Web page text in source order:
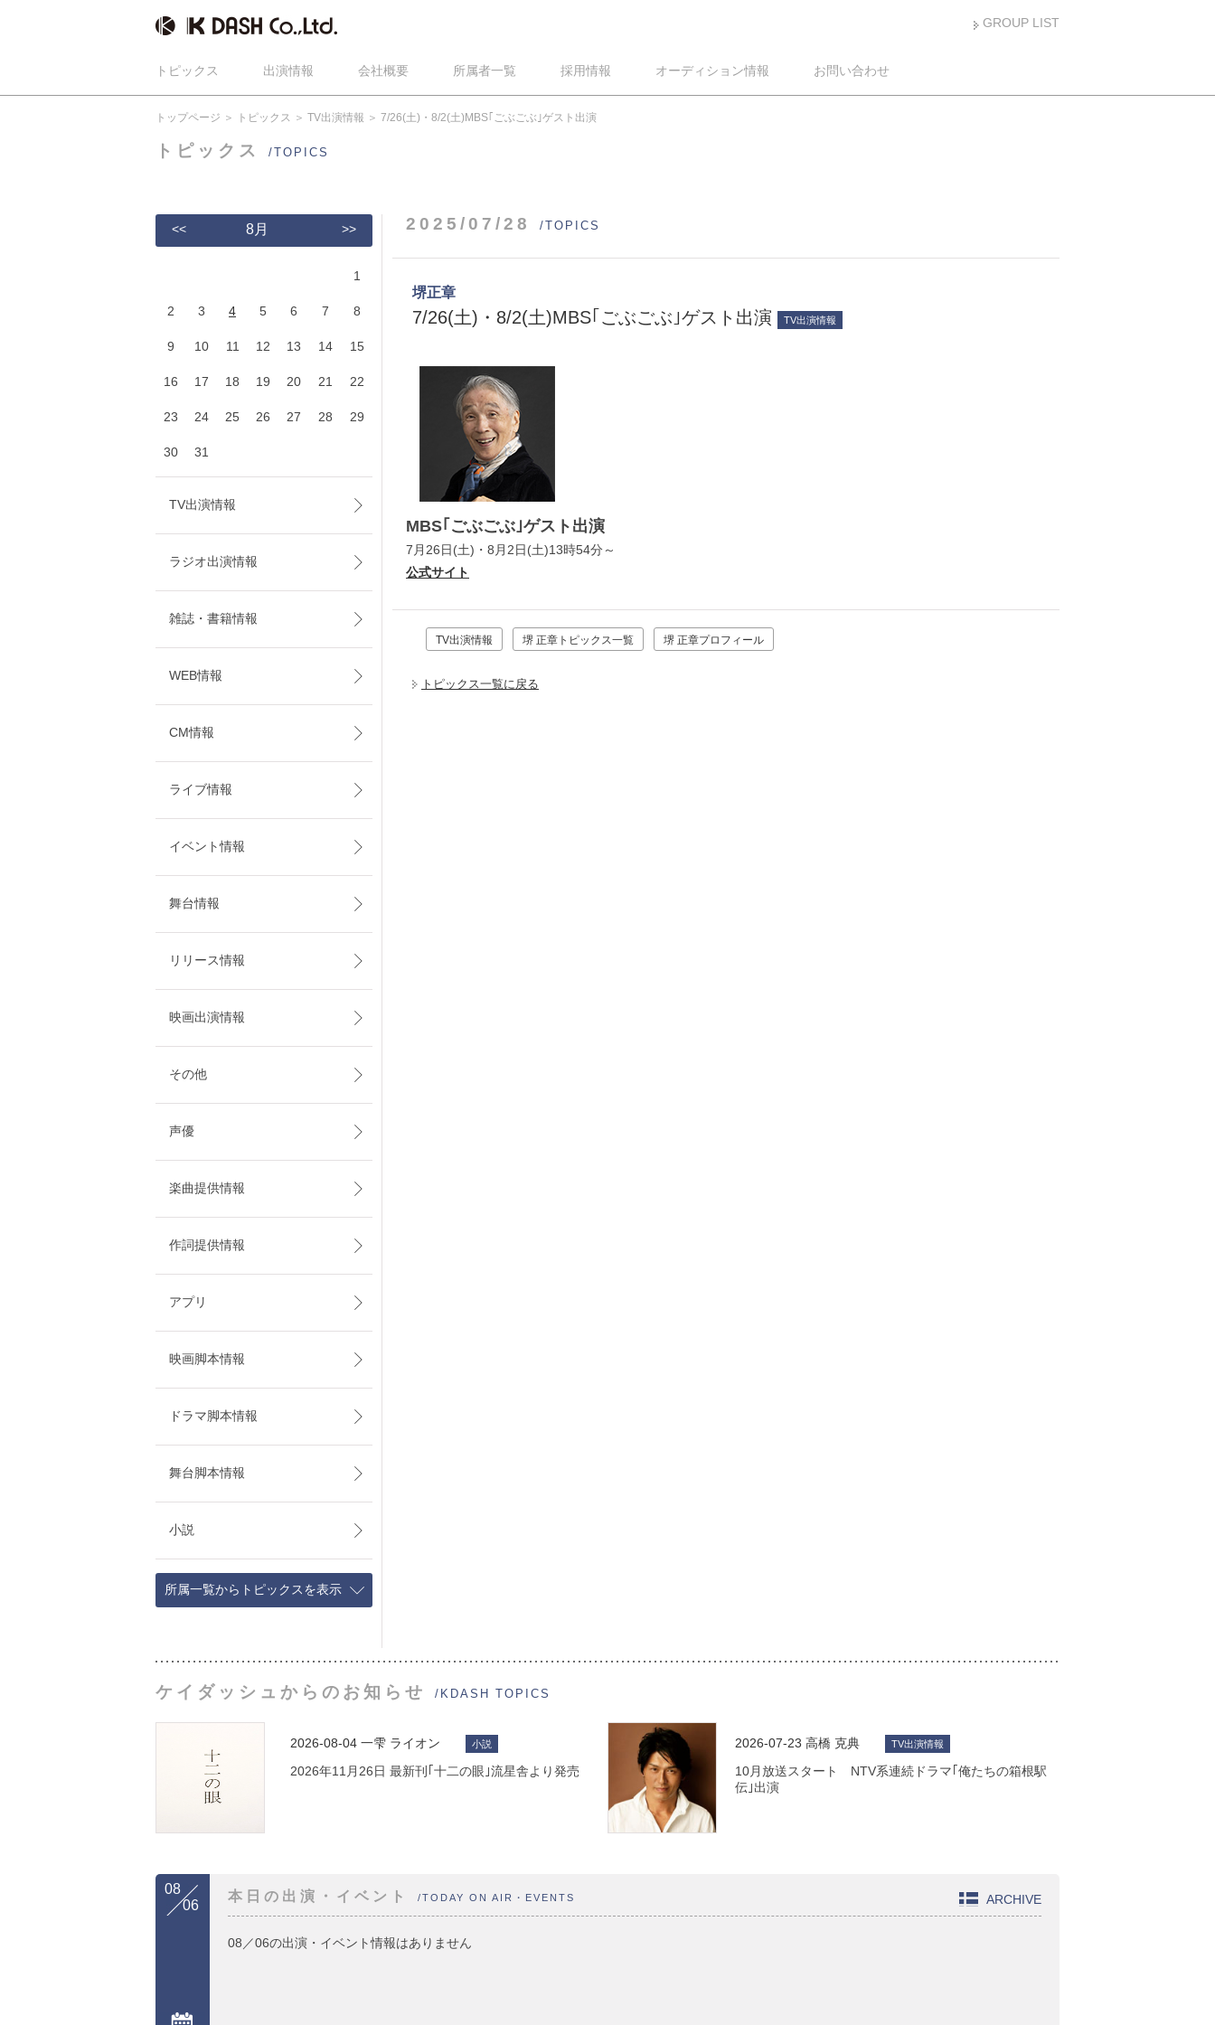
GROUP LIST
トピックス 出演情報 会社概要 所属者一覧 採用情報 オーディション情報 お問い合わせ
トップページ トピックス TV出演情報 7/26(土)・8/2(土)MBS｢ごぶごぶ｣ゲスト出演
トピックス /TOPICS
2025/07/28 /TOPICS
堺正章
7/26(土)・8/2(土)MBS｢ごぶごぶ｣ゲスト出演 TV出演情報
MBS｢ごぶごぶ｣ゲスト出演
7月26日(土)・8月2日(土)13時54分～
公式サイト
TV出演情報 堺 正章トピックス一覧 堺 正章プロフィール
トピックス一覧に戻る
<< 8月 >>
1
2 3 4 5 6 7 8
9 10 11 12 13 14 15
16 17 18 19 20 21 22
23 24 25 26 27 28 29
30 31
TV出演情報
ラジオ出演情報
雑誌・書籍情報
WEB情報
CM情報
ライブ情報
イベント情報
舞台情報
リリース情報
映画出演情報
その他
声優
楽曲提供情報
作詞提供情報
アプリ
映画脚本情報
ドラマ脚本情報
舞台脚本情報
小説
所属一覧からトピックスを表示
ケイダッシュからのお知らせ /KDASH TOPICS
2026-08-04 一雫 ライオン 小説
2026年11月26日 最新刊｢十二の眼｣流星舎より発売
2026-07-23 高橋 克典 TV出演情報
10月放送スタート NTV系連続ドラマ｢俺たちの箱根駅
伝｣出演
08
06
本日の出演・イベント /TODAY ON AIR・EVENTS
08／06の出演・イベント情報はありません
ARCHIVE